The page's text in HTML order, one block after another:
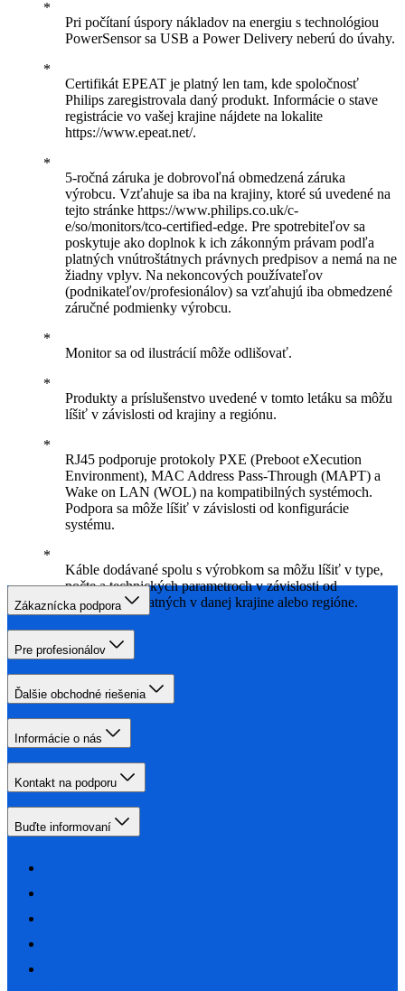
Pri počítaní úspory nákladov na energiu s technológiou
PowerSensor sa USB a Power Delivery neberú do úvahy.
Certifikát EPEAT je platný len tam, kde spoločnosť
Philips zaregistrovala daný produkt. Informácie o stave
registrácie vo vašej krajine nájdete na lokalite
https://www.epeat.net/.
5-ročná záruka je dobrovoľná obmedzená záruka
výrobcu. Vzťahuje sa iba na krajiny, ktoré sú uvedené na
tejto stránke https://www.philips.co.uk/c-
e/so/monitors/tco-certified-edge. Pre spotrebiteľov sa
poskytuje ako doplnok k ich zákonným právam podľa
platných vnútroštátnych právnych predpisov a nemá na ne
žiadny vplyv. Na nekoncových používateľov
(podnikateľov/profesionálov) sa vzťahujú iba obmedzené
záručné podmienky výrobcu.
Monitor sa od ilustrácií môže odlišovať.
Produkty a príslušenstvo uvedené v tomto letáku sa môžu
líšiť v závislosti od krajiny a regiónu.
RJ45 podporuje protokoly PXE (Preboot eXecution
Environment), MAC Address Pass-Through (MAPT) a
Wake on LAN (WOL) na kompatibilných systémoch.
Podpora sa môže líšiť v závislosti od konfigurácie
systému.
Káble dodávané spolu s výrobkom sa môžu líšiť v type,
počte a technických parametroch v závislosti od
požiadaviek platných v danej krajine alebo regióne.
Zákaznícka podpora
Pre profesionálov
Ďalšie obchodné riešenia
Informácie o nás
Kontakt na podporu
Buďte informovaní